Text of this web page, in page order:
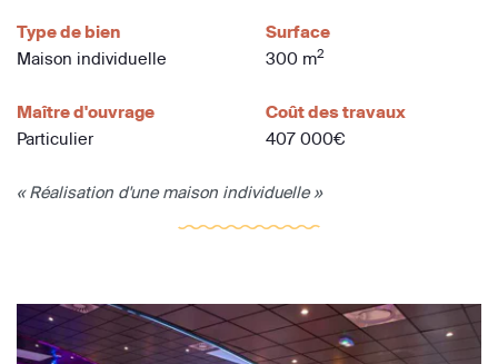
Type de bien
Maison individuelle
Surface
300 m2
Maître d'ouvrage
Particulier
Coût des travaux
407 000€
« Réalisation d'une maison individuelle »